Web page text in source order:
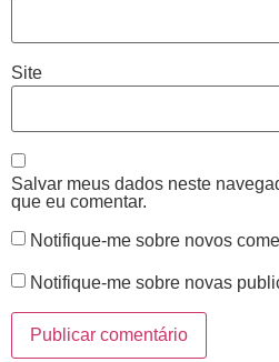
Site
Salvar meus dados neste
que eu comentar.
Notifique-me sobre novos
Notifique-me sobre novas